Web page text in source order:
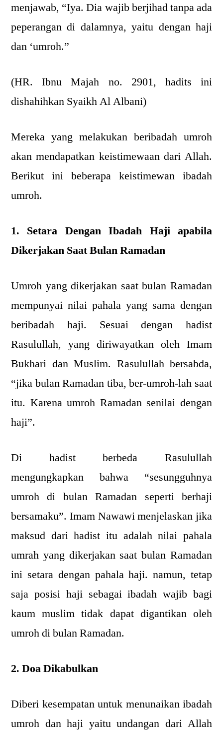
menjawab, “Iya. Dia wajib berjihad tanpa ada
peperangan di dalamnya, yaitu dengan haji
dan ‘umroh.”
(HR. Ibnu Majah no. 2901, hadits ini
dishahihkan Syaikh Al Albani)
Mereka yang melakukan beribadah umroh
akan mendapatkan keistimewaan dari Allah.
Berikut ini beberapa keistimewan ibadah
umroh.
1. Setara Dengan Ibadah Haji apabila
Dikerjakan Saat Bulan Ramadan
Umroh yang dikerjakan saat bulan Ramadan
mempunyai nilai pahala yang sama dengan
beribadah haji. Sesuai dengan hadist
Rasulullah, yang diriwayatkan oleh Imam
Bukhari dan Muslim. Rasulullah bersabda,
“jika bulan Ramadan tiba, ber-umroh-lah saat
itu. Karena umroh Ramadan senilai dengan
haji”.
Di hadist berbeda Rasulullah
mengungkapkan bahwa “sesungguhnya
umroh di bulan Ramadan seperti berhaji
bersamaku”. Imam Nawawi menjelaskan jika
maksud dari hadist itu adalah nilai pahala
umrah yang dikerjakan saat bulan Ramadan
ini setara dengan pahala haji. namun, tetap
saja posisi haji sebagai ibadah wajib bagi
kaum muslim tidak dapat digantikan oleh
umroh di bulan Ramadan.
2. Doa Dikabulkan
Diberi kesempatan untuk menunaikan ibadah
umroh dan haji yaitu undangan dari Allah